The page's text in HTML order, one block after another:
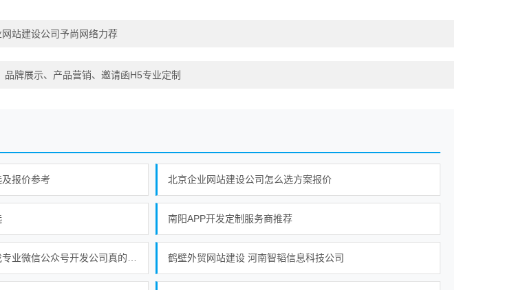
站建设公司予尚网络力荐
品牌展示、产品营销、邀请函H5专业定制
报价参考 北京企业网站建设公司怎么选方案报价
南阳APP开发定制服务商推荐
鹤壁外贸网站建设 河南智韬信息科技公司